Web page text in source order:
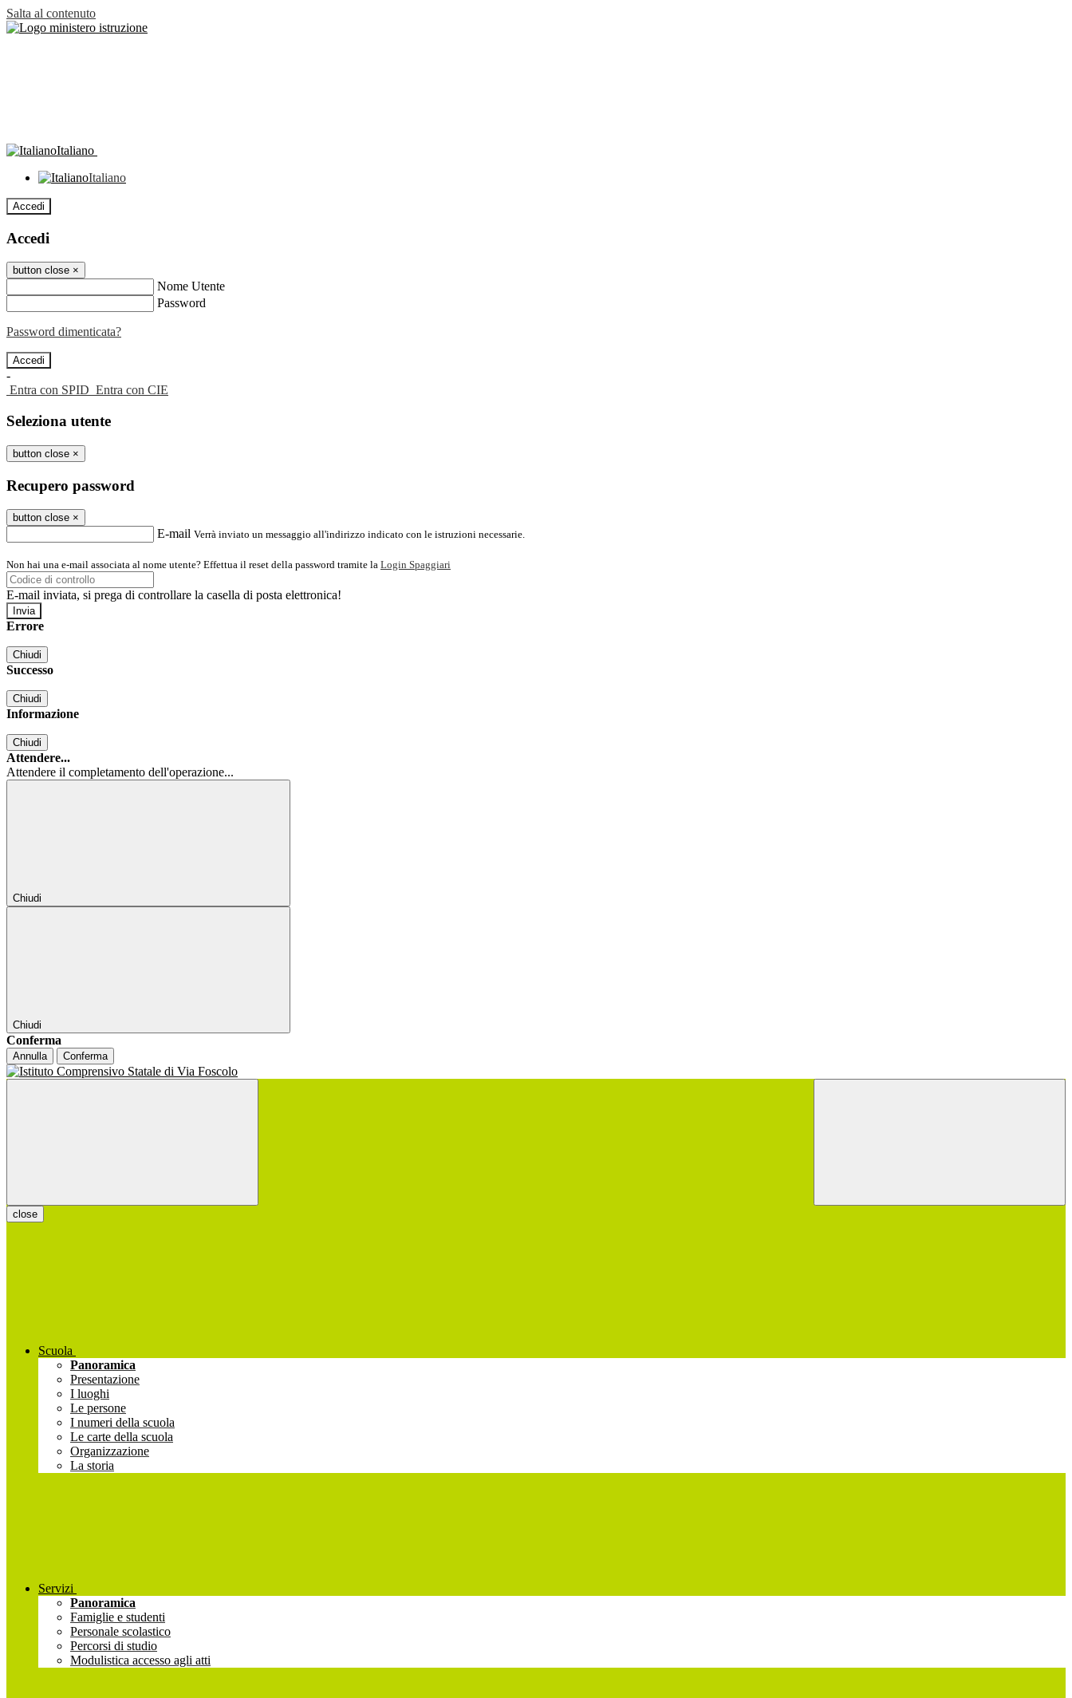
Salta al contenuto
Italiano
Italiano
Accedi
Accedi
button close ×
Nome Utente
Password
Password dimenticata?
-
Entra con SPID Entra con CIE
Seleziona utente
button close ×
Recupero password
button close ×
E-mail Verrà inviato un messaggio all'indirizzo indicato con le istruzioni necessarie.
Non hai una e-mail associata al nome utente? Effettua il reset della password tramite la Login Spaggiari
E-mail inviata, si prega di controllare la casella di posta elettronica!
Errore
Chiudi
Successo
Chiudi
Informazione
Chiudi
Attendere...
Attendere il completamento dell'operazione...
Chiudi
Chiudi
Conferma
Annulla Conferma
close
Scuola
Panoramica
Presentazione
I luoghi
Le persone
I numeri della scuola
Le carte della scuola
Organizzazione
La storia
Servizi
Panoramica
Famiglie e studenti
Personale scolastico
Percorsi di studio
Modulistica accesso agli atti